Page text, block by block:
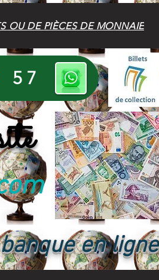
OU DE PIÈCES DE MONNAIE
57
en ligne